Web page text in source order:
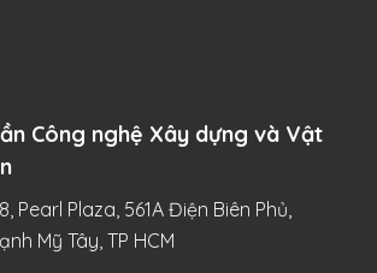
Công nghệ Xây dựng và Vật
Pearl Plaza, 561A Điện Biên Phủ,
Mỹ Tây, TP HCM